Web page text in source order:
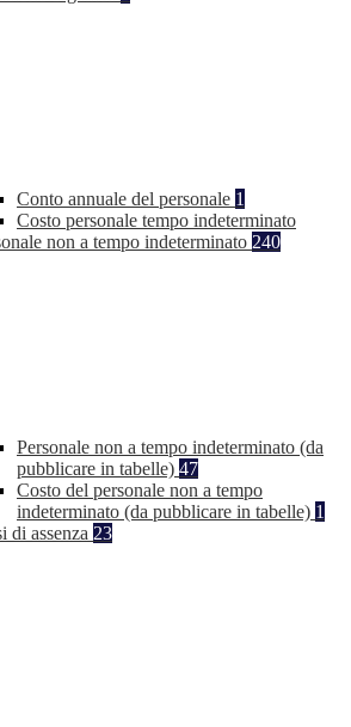
Conto annuale del personale 1
Costo personale tempo indeterminato
non a tempo indeterminato 240
Personale non a tempo indeterminato (da
pubblicare in tabelle) 47
Costo del personale non a tempo
indeterminato (da pubblicare in tabelle) 1
di assenza 23